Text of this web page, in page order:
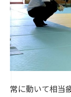
常に動いて相当